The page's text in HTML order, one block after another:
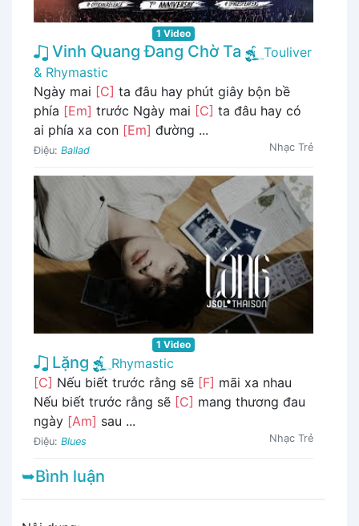
1 Video
Vinh Quang Đang Chờ Ta
Touliver
& Rhymastic
Ngày mai [C] ta đâu hay phút giây bộn bề
phía [Em] trước Ngày mai [C] ta đâu hay có
ai phía xa con [Em] đường ...
Điệu: Ballad Nhạc Trẻ
1 Video
Lặng
Rhymastic
[C] Nếu biết trước rằng sẽ [F] mãi xa nhau
Nếu biết trước rằng sẽ [C] mang thương đau
ngày [Am] sau ...
Điệu: Blues Nhạc Trẻ
➥Bình luận